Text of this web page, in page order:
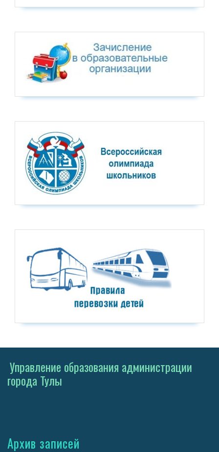
Управление образования администрации
города Тулы
Архив записей